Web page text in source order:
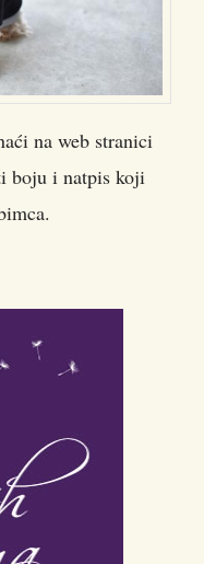
na web stranici
boju i natpis koji